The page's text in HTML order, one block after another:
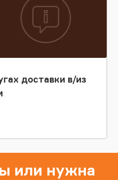
доставки в/из
или нужна